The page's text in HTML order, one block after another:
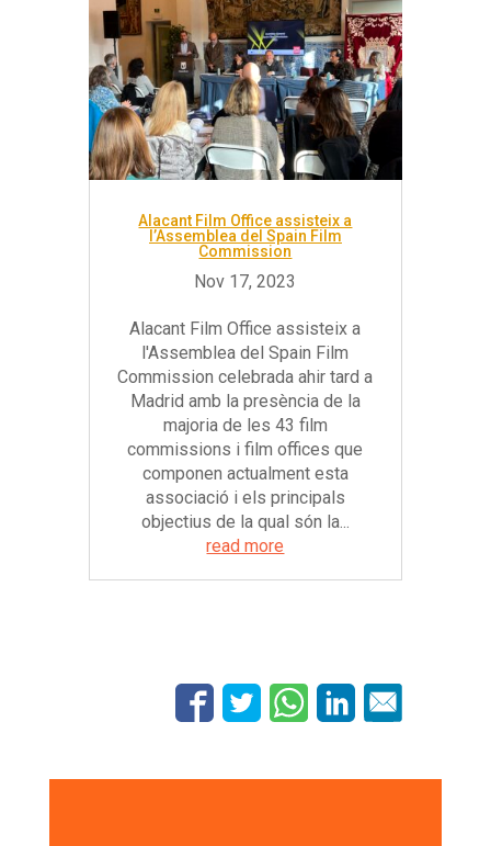
Alacant Film Office assisteix a
l’Assemblea del Spain Film
Commission
Alacant Film Office assisteix a
l'Assemblea del Spain Film
Commission celebrada ahir tard a
Madrid amb la presència de la
majoria de les 43 film
commissions i film offices que
componen actualment esta
associació i els principals
objectius de la qual són la...
read more